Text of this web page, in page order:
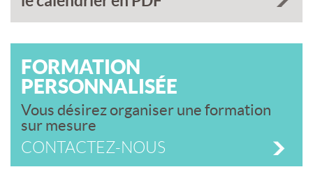
FORMATION
PERSONNALISÉE
Vous désirez organiser une formation
sur mesure
CONTACTEZ-NOUS